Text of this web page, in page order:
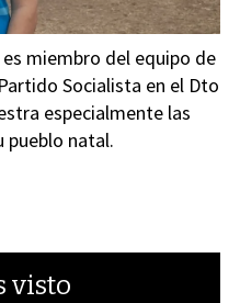
miembro del equipo de
Socialista en el Dto
especialmente las
pueblo natal.
visto